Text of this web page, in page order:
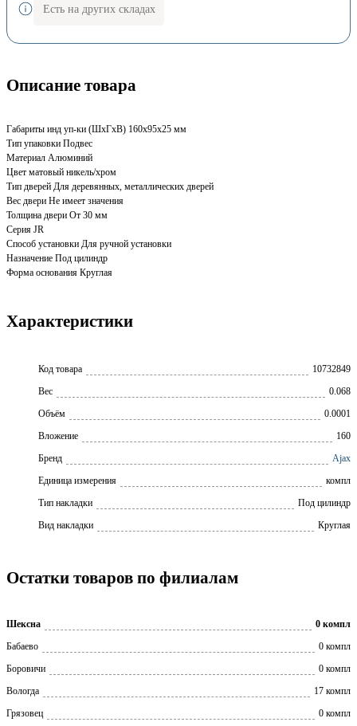
Есть на других складах
Описание товара
Габариты инд уп-ки (ШхГхВ) 160x95x25 мм
Тип упаковки Подвес
Материал Алюминий
Цвет матовый никель/хром
Тип дверей Для деревянных, металлических дверей
Вес двери Не имеет значения
Толщина двери От 30 мм
Серия JR
Способ установки Для ручной установки
Назначение Под цилиндр
Форма основания Круглая
Характеристики
Код товара
10732849
Вес
0.068
Объём
0.0001
Вложение
160
Бренд
Ajax
Единица измерения
компл
Тип накладки
Под цилиндр
Вид накладки
Круглая
Остатки товаров по филиалам
Шексна
0 компл
Бабаево
0 компл
Боровичи
0 компл
Вологда
17 компл
Грязовец
0 компл